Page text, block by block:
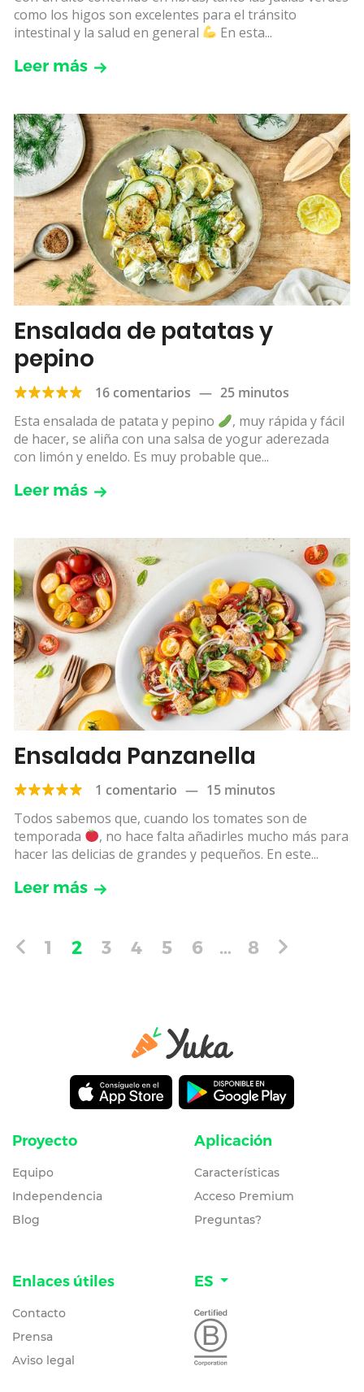
como los higos son excelentes para el tránsito
intestinal y la salud en general
En esta...
Leer más
Ensalada de patatas y
pepino
16 comentarios — 25 minutos
Esta ensalada de patata y pepino
, muy rápida y fácil
de hacer, se aliña con una salsa de yogur aderezada
con limón y eneldo. Es muy probable que...
Leer más
Ensalada Panzanella
1 comentario — 15 minutos
Todos sabemos que, cuando los tomates son de
temporada
, no hace falta añadirles mucho más para
hacer las delicias de grandes y pequeños. En este...
Leer más
1 2 3 4 5 6 … 8
Proyecto
Equipo
Independencia
Blog
Aplicación
Características
Acceso Premium
Preguntas?
Enlaces útiles
Contacto
Prensa
Aviso legal
ES